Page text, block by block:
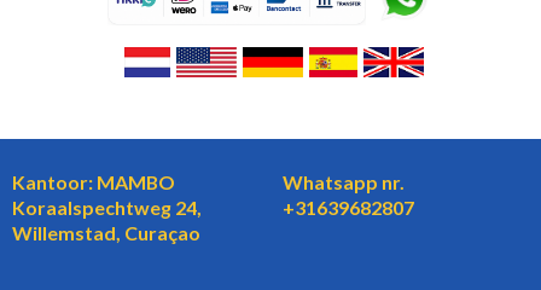
Kantoor: MAMBO
Koraalspechtweg 24,
Willemstad, Curaçao
Whatsapp nr.
+31639682807